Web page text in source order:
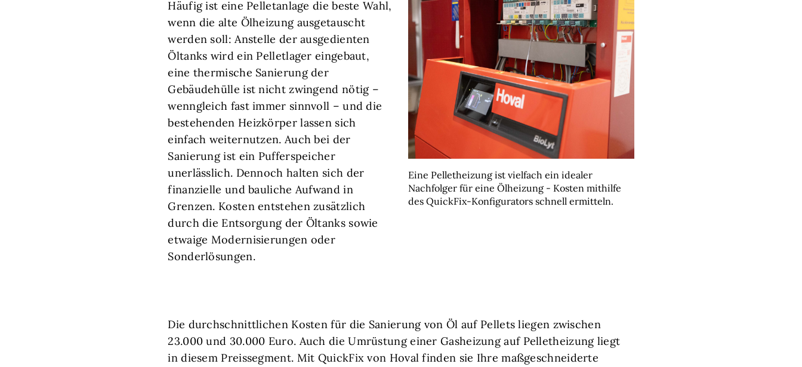
Eine Pelletheizung ist vielfach ein idealer
Nachfolger für eine Ölheizung - Kosten mithilfe
des QuickFix-Konfigurators schnell ermitteln.
Häufig ist eine Pelletanlage die beste Wahl,
wenn die alte Ölheizung ausgetauscht
werden soll: Anstelle der ausgedienten
Öltanks wird ein Pelletlager eingebaut,
eine thermische Sanierung der
Gebäudehülle ist nicht zwingend nötig –
wenngleich fast immer sinnvoll – und die
bestehenden Heizkörper lassen sich
einfach weiternutzen. Auch bei der
Sanierung ist ein Pufferspeicher
unerlässlich. Dennoch halten sich der
finanzielle und bauliche Aufwand in
Grenzen. Kosten entstehen zusätzlich
durch die Entsorgung der Öltanks sowie
etwaige Modernisierungen oder
Sonderlösungen.
Die durchschnittlichen Kosten für die Sanierung von Öl auf Pellets liegen zwischen
23.000 und 30.000 Euro. Auch die Umrüstung einer Gasheizung auf Pelletheizung liegt
in diesem Preissegment. Mit QuickFix von Hoval finden sie Ihre maßgeschneiderte